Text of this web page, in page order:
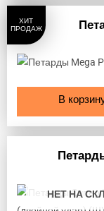
ХИТ
ПРОДАЖ
В
НЕТ НА